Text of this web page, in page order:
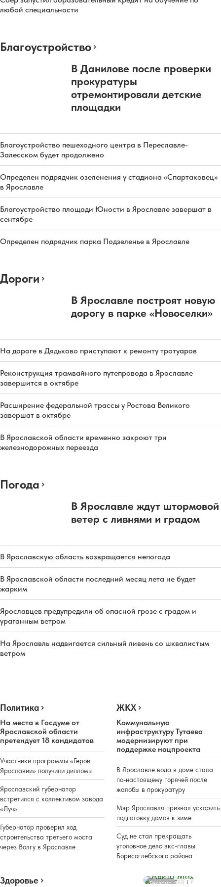
любой специальности
Благоустройство
В Данилове после проверки
прокуратуры
отремонтировали детские
площадки
Благоустройство пешеходного центра в Переславле-
Залесском будет продолжено
Определен подрядчик озеленения у стадиона «Спартаковец»
в Ярославле
Благоустройство площади Юности в Ярославле завершат в
сентябре
Определен подрядчик парка Подзеленье в Ярославле
Дороги
В Ярославле построят новую
дорогу в парке «Новоселки»
На дороге в Дядьково приступают к ремонту тротуаров
Реконструкция трамвайного путепровода в Ярославле
завершится в октябре
Расширение федеральной трассы у Ростова Великого
завершат в октябре
В Ярославской области временно закроют три
железнодорожных переезда
Погода
В Ярославле ждут штормовой
ветер с ливнями и градом
В Ярославскую область возвращается непогода
В Ярославской области последний месяц лета не будет
жарким
Ярославцев предупредили об опасной грозе с градом и
ураганным ветром
На Ярославль надвигается сильный ливень со шквалистым
ветром
Политика
На места в Госдуме от
Ярославской области
претендует 18 кандидатов
Участники программы «Герои
Ярославии» получили дипломы
Ярославский губернатор
встретился с коллективом завода
«Луч»
Губернатор проверил ход
строительства третьего моста
через Волгу в Ярославле
ЖКХ
Коммунальную
инфраструктуру Тутаева
модернизируют при
поддержке нацпроекта
В Ярославле вода в доме стала
по-настоящему горячей после
жалобы в прокуратуру
Мэр Ярославля призвал ускорить
подготовку домов к зиме
Суд не стал прекращать
уголовное дело экс-главы
Борисоглебского района
Здоровье Реклама